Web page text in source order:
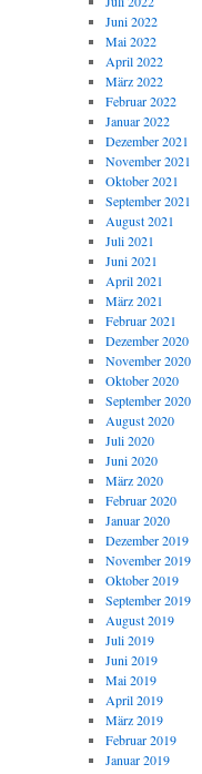
Juni 2022
Mai 2022
April 2022
März 2022
Februar 2022
Januar 2022
Dezember 2021
November 2021
Oktober 2021
September 2021
August 2021
Juli 2021
Juni 2021
April 2021
März 2021
Februar 2021
Dezember 2020
November 2020
Oktober 2020
September 2020
August 2020
Juli 2020
Juni 2020
März 2020
Februar 2020
Januar 2020
Dezember 2019
November 2019
Oktober 2019
September 2019
August 2019
Juli 2019
Juni 2019
Mai 2019
April 2019
März 2019
Februar 2019
Januar 2019